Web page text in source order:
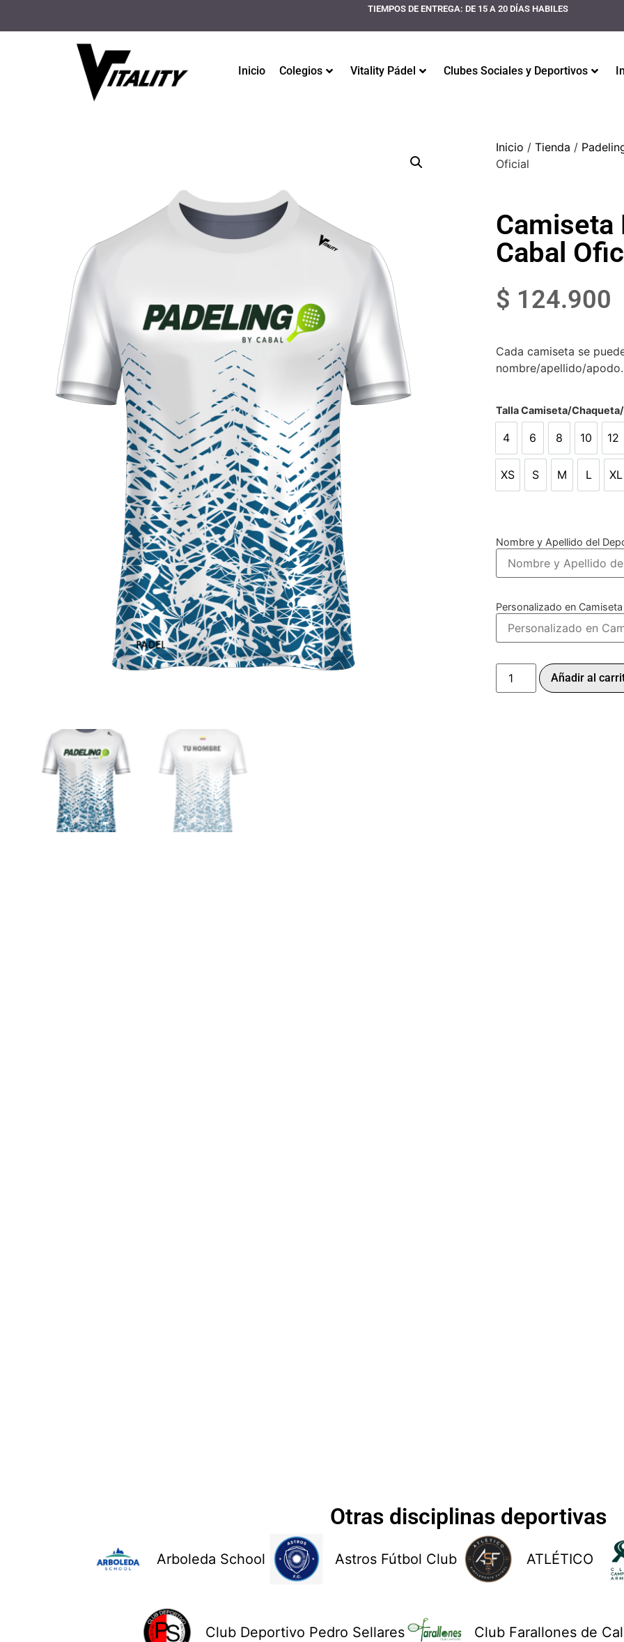
TIEMPOS DE ENTREGA: DE 15 A 20 DÍAS HABILES
Inicio Colegios Vitality Pádel Clubes Sociales y Deportivos
Inicio / Tienda /
Oficial
Camiseta
Cabal
$ 124.900
Cada camiseta se
nombre/apellido/
Talla Camiseta/
4 6 8
8
10 12
XS
XS
S
S
M L XL
Nombre y Apellido del
Personalizado en Camiseta
Añadir al
Otras disciplinas deportivas
Arboleda School Astros Fútbol Club ATLÉTICO
Club Deportivo Pedro Sellares Club Farallones de